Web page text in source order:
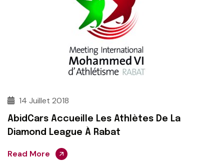
14 Juillet 2018
AbidCars Accueille Les Athlètes De La
Diamond League À Rabat
Read More